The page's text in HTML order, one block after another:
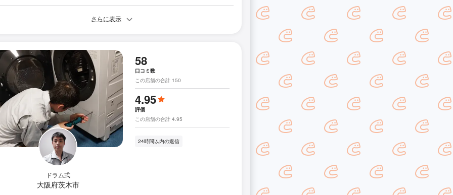
さらに表示
ドラム式
大阪府茨木市
58
口コミ数
この店舗の合計 150
4.95
評価
この店舗の合計 4.95
24時間以内の返信